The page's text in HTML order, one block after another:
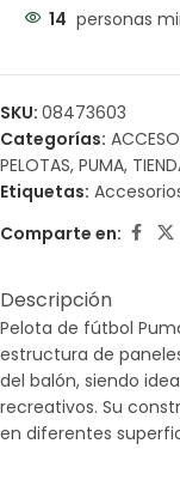
14 personas
SKU: 08473603
Categorías:
PELOTAS, PUMA,
Etiquetas:
Comparte en:
Descripción
Pelota de fútbol
estructura de
del balón, siendo
recreativos. Su
en diferentes